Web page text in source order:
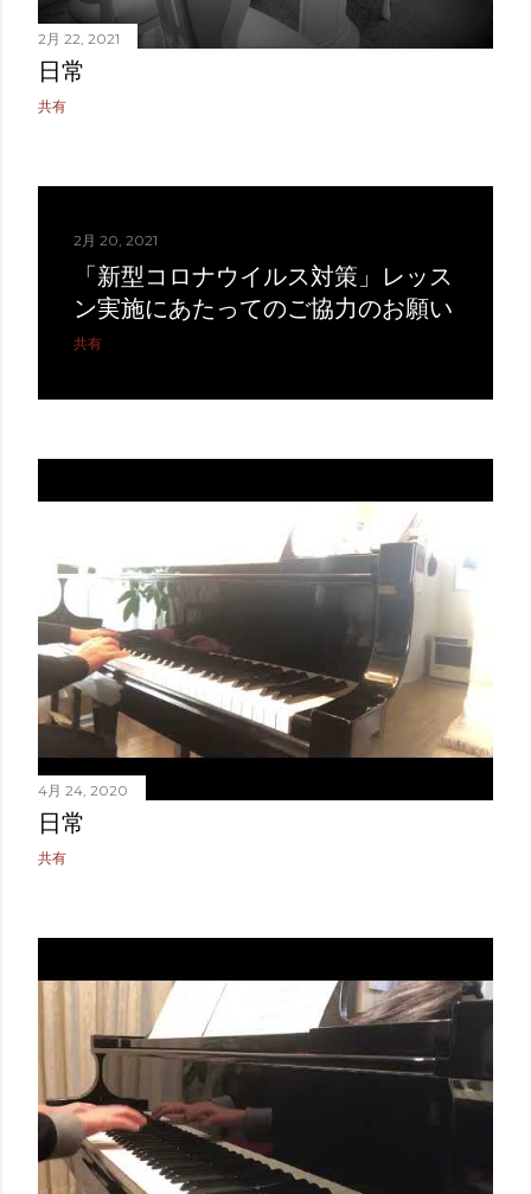
2月 22, 2021
日常
共有
2月 20, 2021
「新型コロナウイルス対策」レッス
ン実施にあたってのご協力のお願い
共有
4月 24, 2020
日常
共有